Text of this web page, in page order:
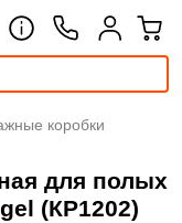
коробки
для полых
(КР1202)